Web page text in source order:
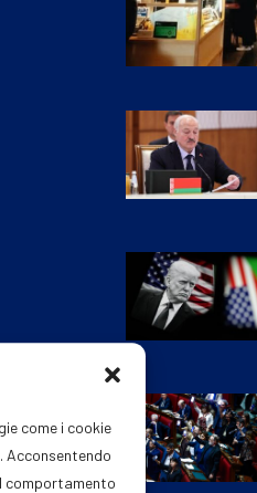
come i cookie
Acconsentendo
comportamento